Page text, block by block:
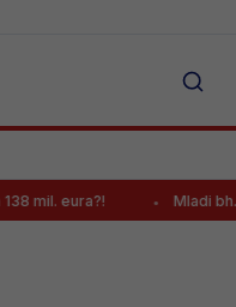
Mladi bh. košarkaši